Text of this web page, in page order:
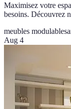
Maximisez votre
besoins. Découvrez
meubles modulables
Aug 4